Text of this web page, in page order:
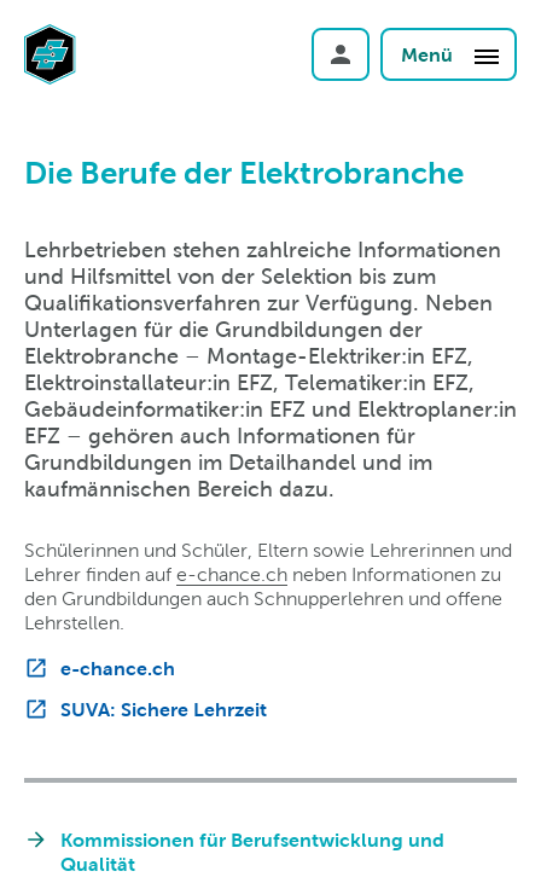
Menü
Die Berufe der Elektrobranche
Lehrbetrieben stehen zahlreiche Informationen
und Hilfsmittel von der Selektion bis zum
Qualifikationsverfahren zur Verfügung. Neben
Unterlagen für die Grundbildungen der
Elektrobranche – Montage-Elektriker:in EFZ,
Elektroinstallateur:in EFZ, Telematiker:in EFZ,
Gebäudeinformatiker:in EFZ und Elektroplaner:in
EFZ – gehören auch Informationen für
Grundbildungen im Detailhandel und im
kaufmännischen Bereich dazu.
Schülerinnen und Schüler, Eltern sowie Lehrerinnen und
Lehrer finden auf e-chance.ch neben Informationen zu
den Grundbildungen auch Schnupperlehren und offene
Lehrstellen.
e-chance.ch
SUVA: Sichere Lehrzeit
Kommissionen für Berufsentwicklung und
Qualität